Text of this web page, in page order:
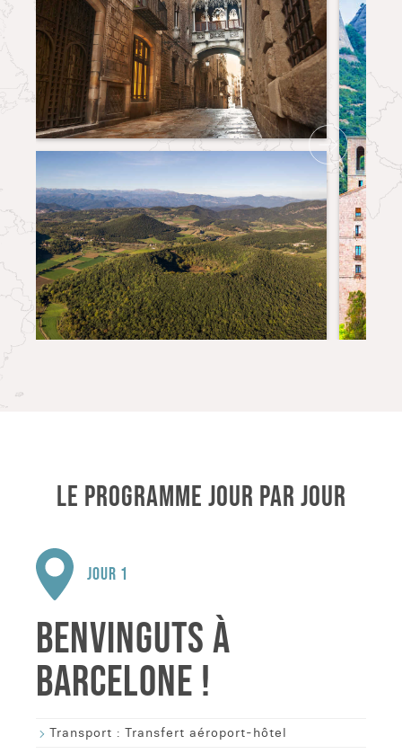
LE PROGRAMME JOUR PAR JOUR
JOUR 1
BENVINGUTS À
BARCELONE !
Transport : Transfert aéroport-hôtel